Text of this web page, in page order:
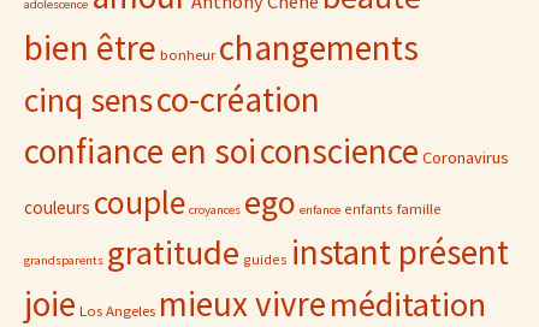
adolescence
bien être bonheur changements
cinq sensco-création
confiance en soiconscience Coronavirus
couleurs couple croyances ego enfance enfants famille
grandsparents gratitude guides instant présent
joie Los Angeles mieux vivreméditation